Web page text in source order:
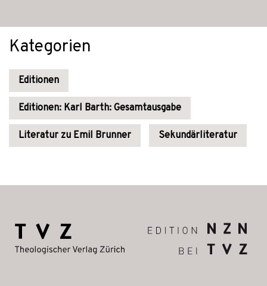
Kategorien
Editionen
Editionen: Karl Barth: Gesamtausgabe
Literatur zu Emil Brunner Sekundärliteratur